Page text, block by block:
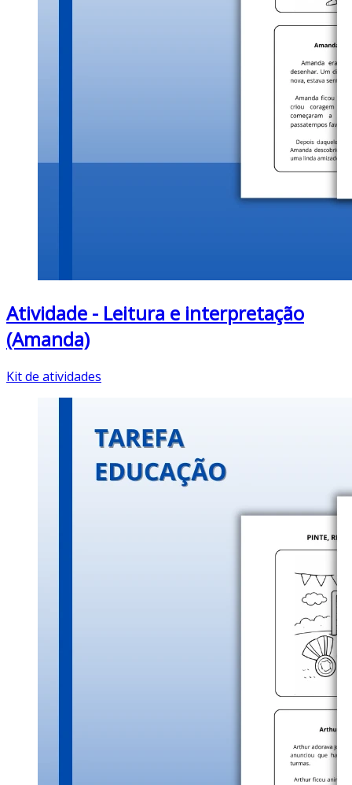
Atividade - Leitura e interpretação
(Amanda)
Kit de atividades